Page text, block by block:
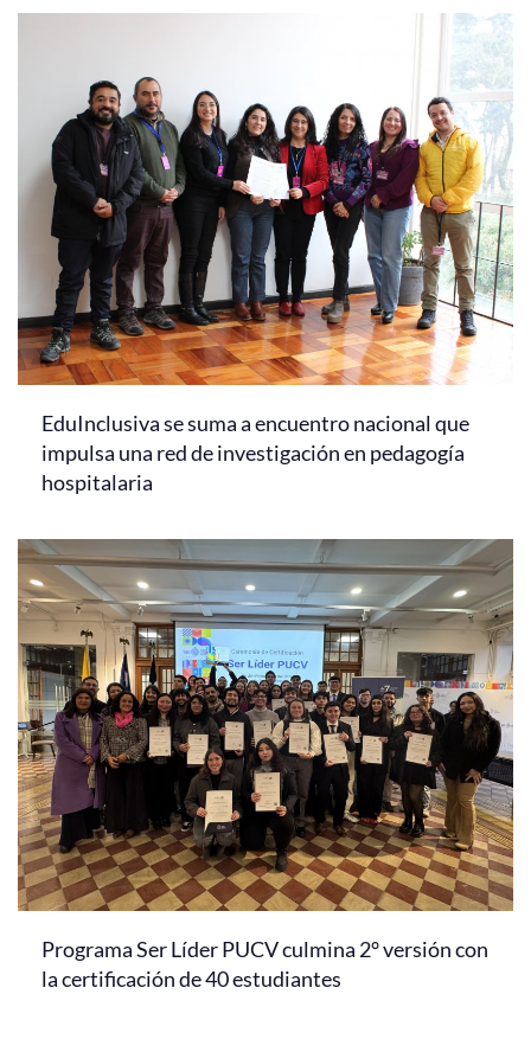
EduInclusiva se suma a encuentro nacional que
impulsa una red de investigación en pedagogía
hospitalaria
Programa Ser Líder PUCV culmina 2° versión con
la certificación de 40 estudiantes